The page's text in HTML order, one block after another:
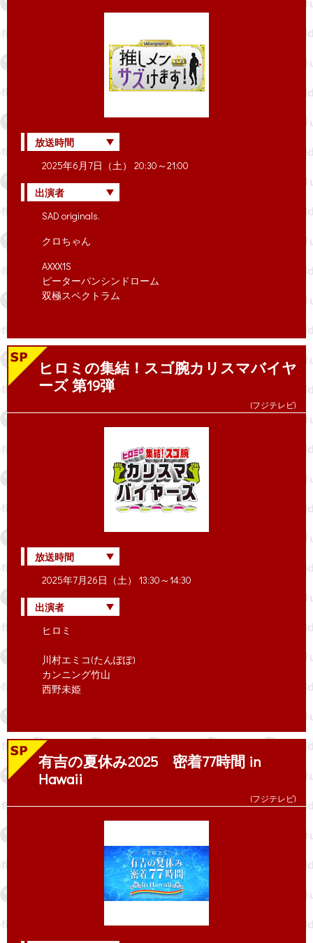
放送時間
2025年6月7日（土） 20:30～21:00
出演者
SAD originals.
クロちゃん
AXXX1S
ピーターパンシンドローム
双極スペクトラム
ヒロミの集結！スゴ腕カリスマバイヤ
ーズ 第19弾
(フジテレビ)
放送時間
2025年7月26日（土） 13:30～14:30
出演者
ヒロミ
川村エミコ(たんぽぽ)
カンニング竹山
西野未姫
有吉の夏休み2025 密着77時間 in
Hawaii
(フジテレビ)